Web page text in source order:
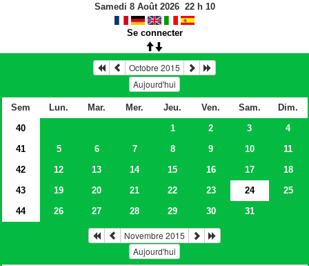
Samedi 8 Août 2026 22h 10
Se connecter
Octobre 2015
Aujourd'hui
Sem Lun. Mar. Mer. Jeu. Ven. Sam.
Dim.
40
1 2 3
4
41
5 6 7 8 9 10
11
42
12 13 14 15 16 17
18
43
19 20 21 22 23 24
25
44
26 27 28 29 30 31
Novembre 2015
Aujourd'hui